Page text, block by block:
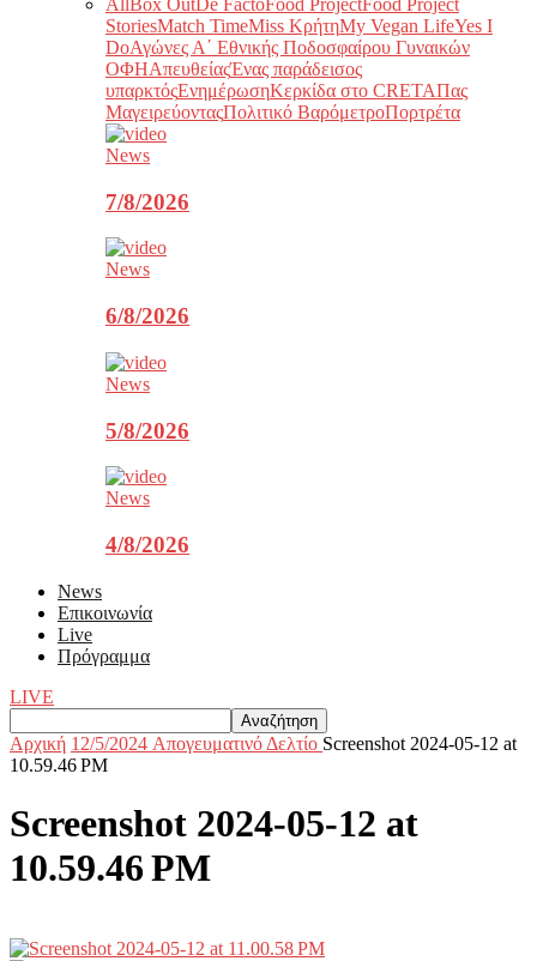
AllBox OutDe FactoFood ProjectFood Project
StoriesMatch TimeMiss ΚρήτηMy Vegan LifeYes I
DoΑγώνες Α΄ Εθνικής Ποδοσφαίρου Γυναικών
ΟΦΗΑπευθείαςΈνας παράδεισος
υπαρκτόςΕνημέρωσηΚερκίδα στο CRETAΠας
ΜαγειρεύονταςΠολιτικό ΒαρόμετροΠορτρέτα
News
7/8/2026
News
6/8/2026
News
5/8/2026
News
4/8/2026
News
Επικοινωνία
Live
Πρόγραμμα
LIVE
Αρχική 12/5/2024 Aπογευματινό Δελτίο Screenshot 2024-05-12 at
10.59.46 PM
Screenshot 2024-05-12 at
10.59.46 PM